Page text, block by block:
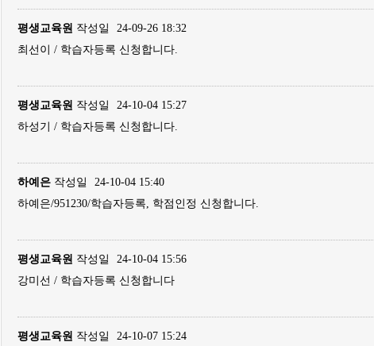
평생교육원 작성일
24-09-26 18:32
최선이 / 학습자등록 신청합니다.
평생교육원 작성일
24-10-04 15:27
하성기 / 학습자등록 신청합니다.
하예은 작성일
24-10-04 15:40
하예은/951230/학습자등록, 학점인정 신청합니다.
평생교육원 작성일
24-10-04 15:56
강미선 / 학습자등록 신청합니다
평생교육원 작성일
24-10-07 15:24